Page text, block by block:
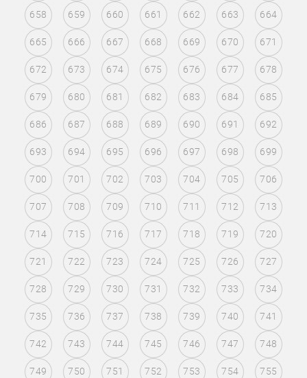
658 659 660 661 662 663 664
665 666 667 668 669 670 671
672 673 674 675 676 677 678
679 680 681 682 683 684 685
686 687 688 689 690 691 692
693 694 695 696 697 698 699
700 701 702 703 704 705 706
707 708 709 710 711 712 713
714 715 716 717 718 719 720
721 722 723 724 725 726 727
728 729 730 731 732 733 734
735 736 737 738 739 740 741
742 743 744 745 746 747 748
749 750 751 752 753 754 755